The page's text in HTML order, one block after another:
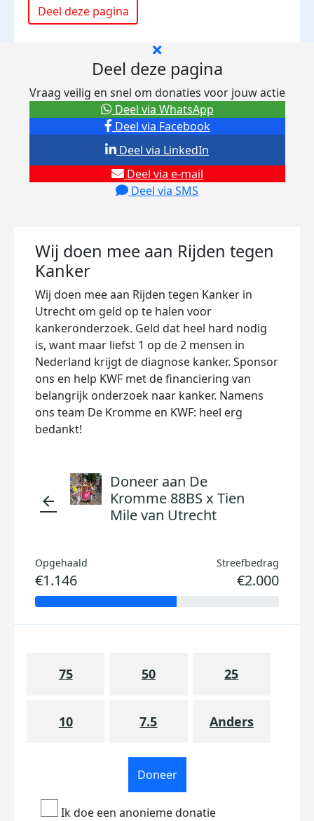
Deel deze pagina
Deel deze pagina
Vraag veilig en snel om donaties voor jouw actie
Deel via Facebook
Deel via e-mail
Deel via SMS
Deel via LinkedIn
Deel via WhatsApp
Wij doen mee aan Rijden tegen
Kanker
Wij doen mee aan Rijden tegen Kanker in
Utrecht om geld op te halen voor
kankeronderzoek. Geld dat heel hard nodig
is, want maar liefst 1 op de 2 mensen in
Nederland krijgt de diagnose kanker. Sponsor
ons en help KWF met de financiering van
belangrijk onderzoek naar kanker. Namens
ons team De Kromme en KWF: heel erg
bedankt!
arrow_back
Doneer aan De
Kromme 88BS x Tien
Mile van Utrecht
Opgehaald
€1.146
Streefbedrag
€2.000
75 50 25
10 7.5 Anders
Doneer
Ik doe een anonieme donatie